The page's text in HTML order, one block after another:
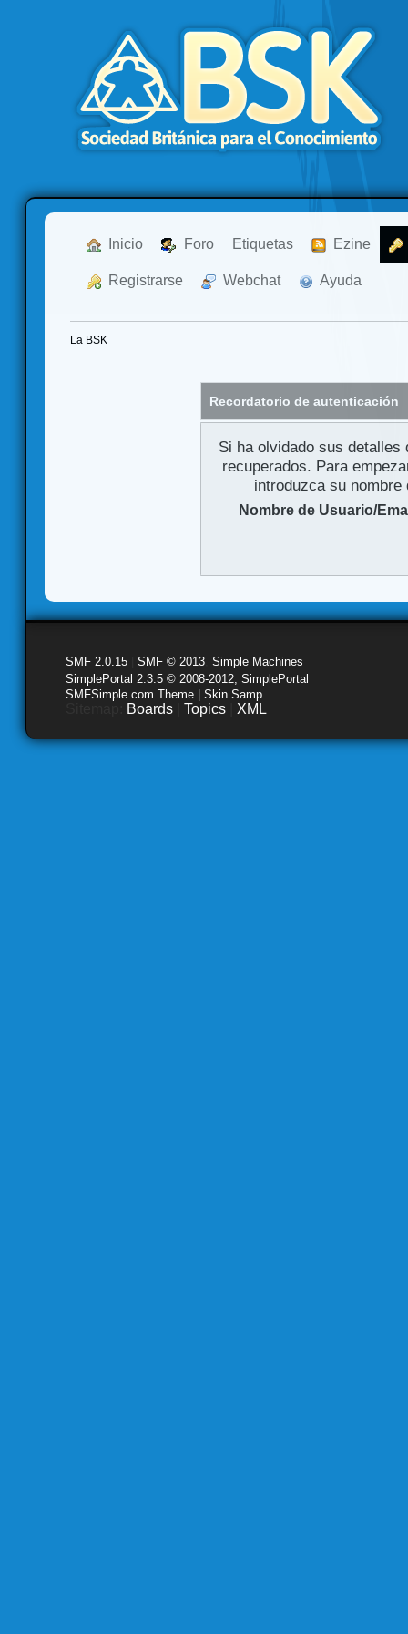
Inicio Foro Etiquetas Ezine
Registrarse Webchat Ayuda
La BSK
Recordatorio de autenticación
Si ha olvidado sus
recuperados. Para
introduzca su
Nombre de Usuario/
SMF 2.0.15 SMF © 2013 Simple Machines
SimplePortal 2.3.5 © 2008-2012, SimplePortal
SMFSimple.com Theme | Skin Samp
Boards Topics XML